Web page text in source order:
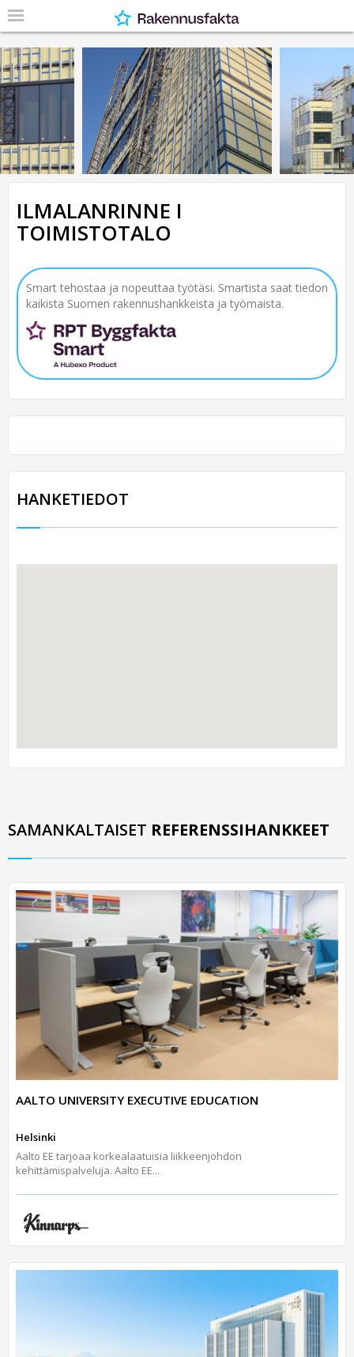
ILMALANRINNE I
TOIMISTOTALO
Smart tehostaa ja nopeuttaa työtäsi. Smartista saat tiedon
kaikista Suomen rakennushankkeista ja työmaista.
HANKETIEDOT
SAMANKALTAISET REFERENSSIHANKKEET
AALTO UNIVERSITY EXECUTIVE EDUCATION
Helsinki
Aalto EE tarjoaa korkealaatuisia liikkeenjohdon
kehittämispalveluja. Aalto EE...